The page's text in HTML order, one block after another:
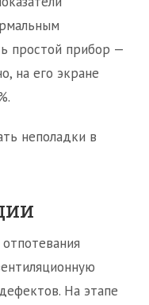
простой прибор —
на его экране
неполадки в
На этапе